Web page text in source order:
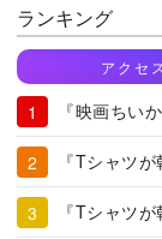
ランキング
アクセ
『映画ちい
『Tシャツ
『Tシャツ